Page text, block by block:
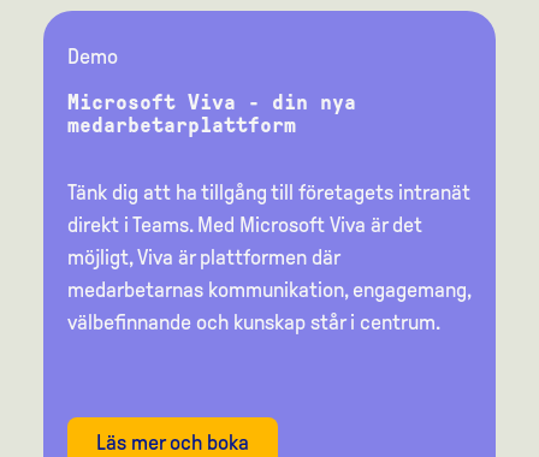
Demo
Microsoft Viva - din nya
medarbetarplattform
Tänk dig att ha tillgång till företagets intranät
direkt i Teams. Med Microsoft Viva är det
möjligt, Viva är plattformen där
medarbetarnas kommunikation, engagemang,
välbefinnande och kunskap står i centrum.
Läs mer och boka